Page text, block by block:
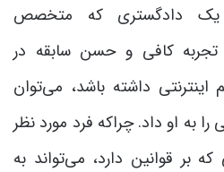
یک دادگستری که متخصص
تجربه کافی و حسن سابقه در
داشته باشد، می‌توان
را به او داد. چراکه فرد مورد نظر
بر قوانین دارد، می‌تواند به